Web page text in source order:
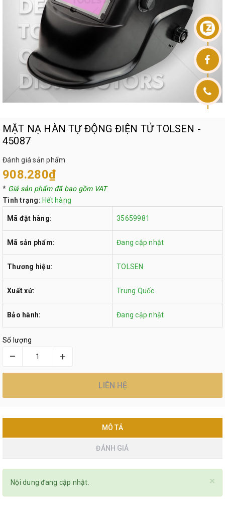
MẶT NẠ HÀN TỰ ĐỘNG ĐIỆN TỬ TOLSEN -
45087
Đánh giá sản phẩm
908.280₫
* Giá sản phẩm đã bao gồm VAT
Tình trạng: Hết hàng
Mã đặt hàng: 35659981
Mã sản phẩm: Đang cập nhật
Thương hiệu: TOLSEN
Xuất xứ: Trung Quốc
Bảo hành: Đang cập nhật
Số lượng
– +
LIÊN HỆ
MÔ TẢ
ĐÁNH GIÁ
×
Nội dung đang cập nhật.